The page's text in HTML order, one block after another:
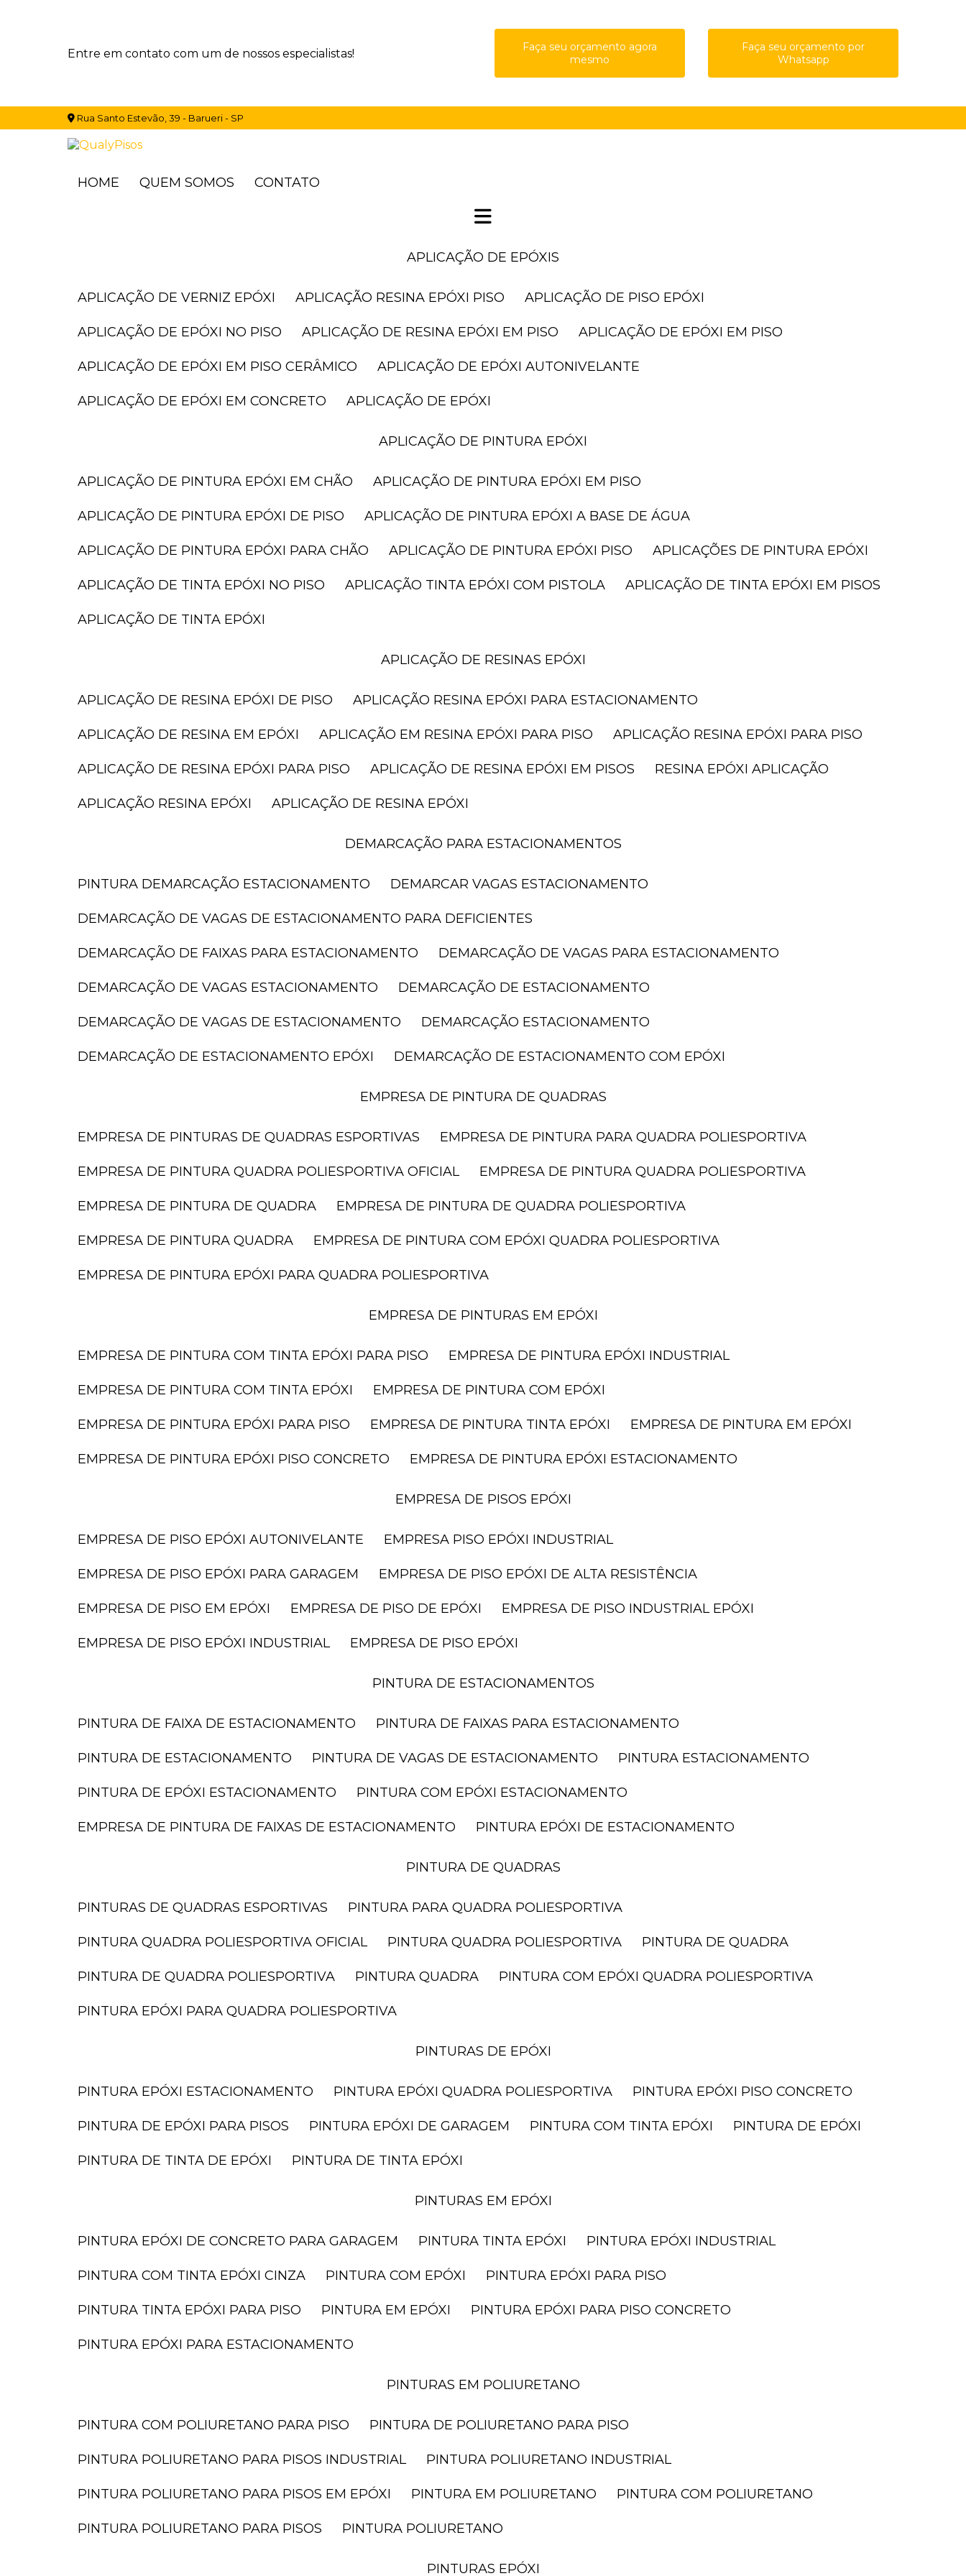
Entre em contato com um de nossos especialistas!
Faça seu orçamento agora
mesmo
Faça seu orçamento por
Whatsapp
Rua Santo Estevão, 39 - Barueri - SP
HOME QUEM SOMOS CONTATO
APLICAÇÃO DE EPÓXIS
APLICAÇÃO DE VERNIZ EPÓXI APLICAÇÃO RESINA EPÓXI PISO APLICAÇÃO DE PISO EPÓXI
APLICAÇÃO DE EPÓXI NO PISO APLICAÇÃO DE RESINA EPÓXI EM PISO APLICAÇÃO DE EPÓXI EM PISO
APLICAÇÃO DE EPÓXI EM PISO CERÂMICO APLICAÇÃO DE EPÓXI AUTONIVELANTE
APLICAÇÃO DE EPÓXI EM CONCRETO APLICAÇÃO DE EPÓXI
APLICAÇÃO DE PINTURA EPÓXI
APLICAÇÃO DE PINTURA EPÓXI EM CHÃO APLICAÇÃO DE PINTURA EPÓXI EM PISO
APLICAÇÃO DE PINTURA EPÓXI DE PISO APLICAÇÃO DE PINTURA EPÓXI A BASE DE ÁGUA
APLICAÇÃO DE PINTURA EPÓXI PARA CHÃO APLICAÇÃO DE PINTURA EPÓXI PISO APLICAÇÕES DE PINTURA EPÓXI
APLICAÇÃO DE TINTA EPÓXI NO PISO APLICAÇÃO TINTA EPÓXI COM PISTOLA APLICAÇÃO DE TINTA EPÓXI EM PISOS
APLICAÇÃO DE TINTA EPÓXI
APLICAÇÃO DE RESINAS EPÓXI
APLICAÇÃO DE RESINA EPÓXI DE PISO APLICAÇÃO RESINA EPÓXI PARA ESTACIONAMENTO
APLICAÇÃO DE RESINA EM EPÓXI APLICAÇÃO EM RESINA EPÓXI PARA PISO APLICAÇÃO RESINA EPÓXI PARA PISO
APLICAÇÃO DE RESINA EPÓXI PARA PISO APLICAÇÃO DE RESINA EPÓXI EM PISOS RESINA EPÓXI APLICAÇÃO
APLICAÇÃO RESINA EPÓXI APLICAÇÃO DE RESINA EPÓXI
DEMARCAÇÃO PARA ESTACIONAMENTOS
PINTURA DEMARCAÇÃO ESTACIONAMENTO DEMARCAR VAGAS ESTACIONAMENTO
DEMARCAÇÃO DE VAGAS DE ESTACIONAMENTO PARA DEFICIENTES
DEMARCAÇÃO DE FAIXAS PARA ESTACIONAMENTO DEMARCAÇÃO DE VAGAS PARA ESTACIONAMENTO
DEMARCAÇÃO DE VAGAS ESTACIONAMENTO DEMARCAÇÃO DE ESTACIONAMENTO
DEMARCAÇÃO DE VAGAS DE ESTACIONAMENTO DEMARCAÇÃO ESTACIONAMENTO
DEMARCAÇÃO DE ESTACIONAMENTO EPÓXI DEMARCAÇÃO DE ESTACIONAMENTO COM EPÓXI
EMPRESA DE PINTURA DE QUADRAS
EMPRESA DE PINTURAS DE QUADRAS ESPORTIVAS EMPRESA DE PINTURA PARA QUADRA POLIESPORTIVA
EMPRESA DE PINTURA QUADRA POLIESPORTIVA OFICIAL EMPRESA DE PINTURA QUADRA POLIESPORTIVA
EMPRESA DE PINTURA DE QUADRA EMPRESA DE PINTURA DE QUADRA POLIESPORTIVA
EMPRESA DE PINTURA QUADRA EMPRESA DE PINTURA COM EPÓXI QUADRA POLIESPORTIVA
EMPRESA DE PINTURA EPÓXI PARA QUADRA POLIESPORTIVA
EMPRESA DE PINTURAS EM EPÓXI
EMPRESA DE PINTURA COM TINTA EPÓXI PARA PISO EMPRESA DE PINTURA EPÓXI INDUSTRIAL
EMPRESA DE PINTURA COM TINTA EPÓXI EMPRESA DE PINTURA COM EPÓXI
EMPRESA DE PINTURA EPÓXI PARA PISO EMPRESA DE PINTURA TINTA EPÓXI EMPRESA DE PINTURA EM EPÓXI
EMPRESA DE PINTURA EPÓXI PISO CONCRETO EMPRESA DE PINTURA EPÓXI ESTACIONAMENTO
EMPRESA DE PISOS EPÓXI
EMPRESA DE PISO EPÓXI AUTONIVELANTE EMPRESA PISO EPÓXI INDUSTRIAL
EMPRESA DE PISO EPÓXI PARA GARAGEM EMPRESA DE PISO EPÓXI DE ALTA RESISTÊNCIA
EMPRESA DE PISO EM EPÓXI EMPRESA DE PISO DE EPÓXI EMPRESA DE PISO INDUSTRIAL EPÓXI
EMPRESA DE PISO EPÓXI INDUSTRIAL EMPRESA DE PISO EPÓXI
PINTURA DE ESTACIONAMENTOS
PINTURA DE FAIXA DE ESTACIONAMENTO PINTURA DE FAIXAS PARA ESTACIONAMENTO
PINTURA DE ESTACIONAMENTO PINTURA DE VAGAS DE ESTACIONAMENTO PINTURA ESTACIONAMENTO
PINTURA DE EPÓXI ESTACIONAMENTO PINTURA COM EPÓXI ESTACIONAMENTO
EMPRESA DE PINTURA DE FAIXAS DE ESTACIONAMENTO PINTURA EPÓXI DE ESTACIONAMENTO
PINTURA DE QUADRAS
PINTURAS DE QUADRAS ESPORTIVAS PINTURA PARA QUADRA POLIESPORTIVA
PINTURA QUADRA POLIESPORTIVA OFICIAL PINTURA QUADRA POLIESPORTIVA PINTURA DE QUADRA
PINTURA DE QUADRA POLIESPORTIVA PINTURA QUADRA PINTURA COM EPÓXI QUADRA POLIESPORTIVA
PINTURA EPÓXI PARA QUADRA POLIESPORTIVA
PINTURAS DE EPÓXI
PINTURA EPÓXI ESTACIONAMENTO PINTURA EPÓXI QUADRA POLIESPORTIVA PINTURA EPÓXI PISO CONCRETO
PINTURA DE EPÓXI PARA PISOS PINTURA EPÓXI DE GARAGEM PINTURA COM TINTA EPÓXI PINTURA DE EPÓXI
PINTURA DE TINTA DE EPÓXI PINTURA DE TINTA EPÓXI
PINTURAS EM EPÓXI
PINTURA EPÓXI DE CONCRETO PARA GARAGEM PINTURA TINTA EPÓXI PINTURA EPÓXI INDUSTRIAL
PINTURA COM TINTA EPÓXI CINZA PINTURA COM EPÓXI PINTURA EPÓXI PARA PISO
PINTURA TINTA EPÓXI PARA PISO PINTURA EM EPÓXI PINTURA EPÓXI PARA PISO CONCRETO
PINTURA EPÓXI PARA ESTACIONAMENTO
PINTURAS EM POLIURETANO
PINTURA COM POLIURETANO PARA PISO PINTURA DE POLIURETANO PARA PISO
PINTURA POLIURETANO PARA PISOS INDUSTRIAL PINTURA POLIURETANO INDUSTRIAL
PINTURA POLIURETANO PARA PISOS EM EPÓXI PINTURA EM POLIURETANO PINTURA COM POLIURETANO
PINTURA POLIURETANO PARA PISOS PINTURA POLIURETANO
PINTURAS EPÓXI